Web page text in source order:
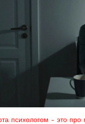
психологом - это